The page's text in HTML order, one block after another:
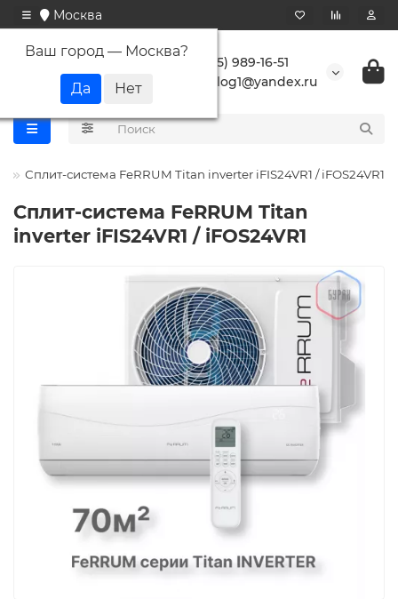
Москва
Ваш город — Москва?
+7 (495) 989-16-51
buranlog1@yandex.ru
Сплит-система FeRRUM Titan inverter iFIS24VR1 / iFOS24VR1
Сплит-система FeRRUM Titan
inverter iFIS24VR1 / iFOS24VR1